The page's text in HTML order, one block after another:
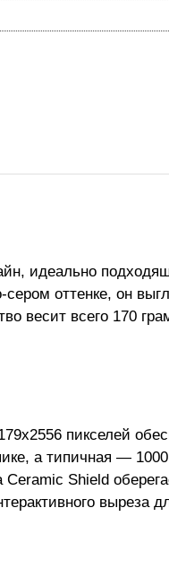
идеально
оттенке, он
весит всего 170
пикселей
а типичная —
Shield
выреза